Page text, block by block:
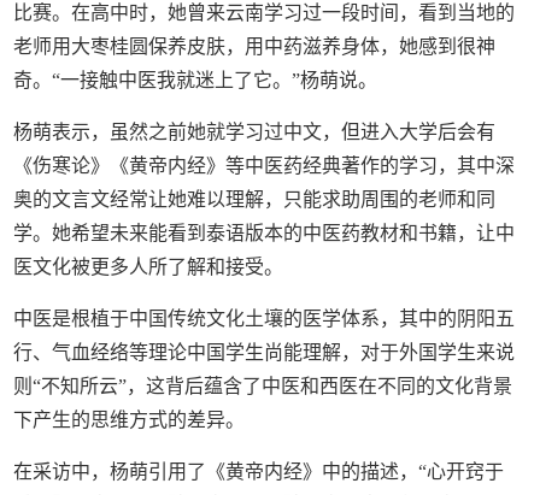
比赛。在高中时，她曾来云南学习过一段时间，看到当地的
老师用大枣桂圆保养皮肤，用中药滋养身体，她感到很神
奇。“一接触中医我就迷上了它。”杨萌说。
杨萌表示，虽然之前她就学习过中文，但进入大学后会有
《伤寒论》《黄帝内经》等中医药经典著作的学习，其中深
奥的文言文经常让她难以理解，只能求助周围的老师和同
学。她希望未来能看到泰语版本的中医药教材和书籍，让中
医文化被更多人所了解和接受。
中医是根植于中国传统文化土壤的医学体系，其中的阴阳五
行、气血经络等理论中国学生尚能理解，对于外国学生来说
则“不知所云”，这背后蕴含了中医和西医在不同的文化背景
下产生的思维方式的差异。
在采访中，杨萌引用了《黄帝内经》中的描述，“心开窍于